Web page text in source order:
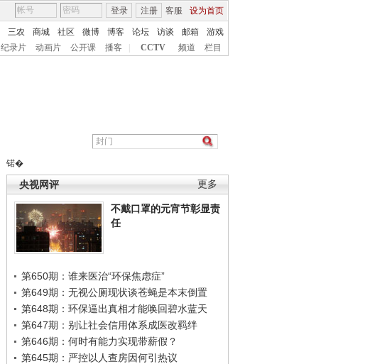
客服 设为首页
登录 注册
三农 商城 社区 微博 博客 论坛 访谈 邮箱
游戏
纪录片 动画片 公开课 播客 CCTV 频道 栏目
锘�
更多
央视网评
不戴口罩的元宵节彰显责
任
第650期：谁来医治“环保焦虑症”
第649期：无视公厕现状谈苍蝇是本末倒置
第648期：环保逼出真相才能唤回碧水蓝天
第647期：别让社会信用体系成医改羁绊
第646期：何时有能力实现带薪假？
第645期：严控以人查房因何引热议